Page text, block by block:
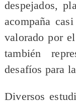
despejados,
acompaña
valorado por
también
desafíos para
Diversos